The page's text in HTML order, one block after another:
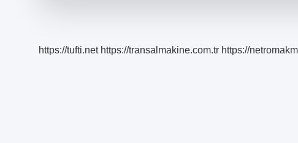
https://tufti.net https://transalmakine.com.tr https://